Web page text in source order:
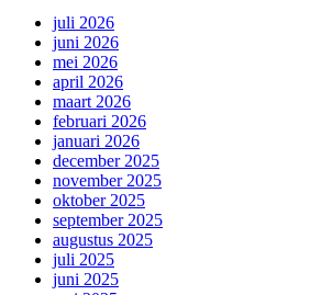
juli 2026
juni 2026
mei 2026
april 2026
maart 2026
februari 2026
januari 2026
december 2025
november 2025
oktober 2025
september 2025
augustus 2025
juli 2025
juni 2025